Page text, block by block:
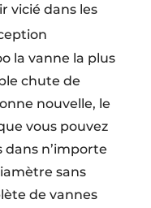
vicié dans les
la vanne la plus
chute de
nouvelle, le
vous pouvez
dans n’importe
sans
de vannes